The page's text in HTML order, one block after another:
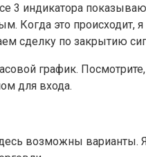
3 индикатора
Когда это происходит,
сделку по закрытию
график.
для входа.
возможны варианты.